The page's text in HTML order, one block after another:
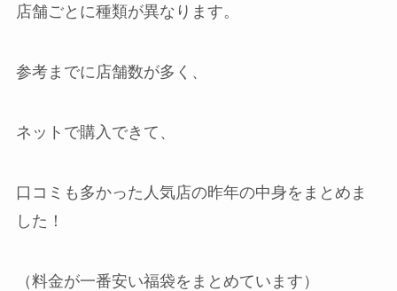
店舗ごとに種類が異なります。
参考までに店舗数が多く、
ネットで購入できて、
口コミも多かった人気店の昨年の中身をまとめま
した！
（料金が一番安い福袋をまとめています）